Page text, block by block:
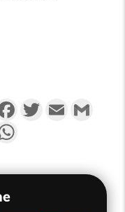
FacebookTwitterEmail